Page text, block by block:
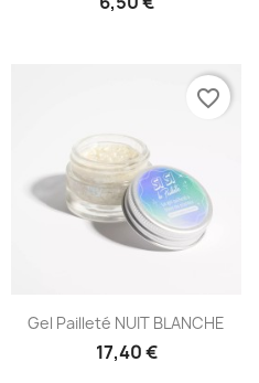
Gel Pailleté NUIT BLANCHE
17,40 €
favorite_border